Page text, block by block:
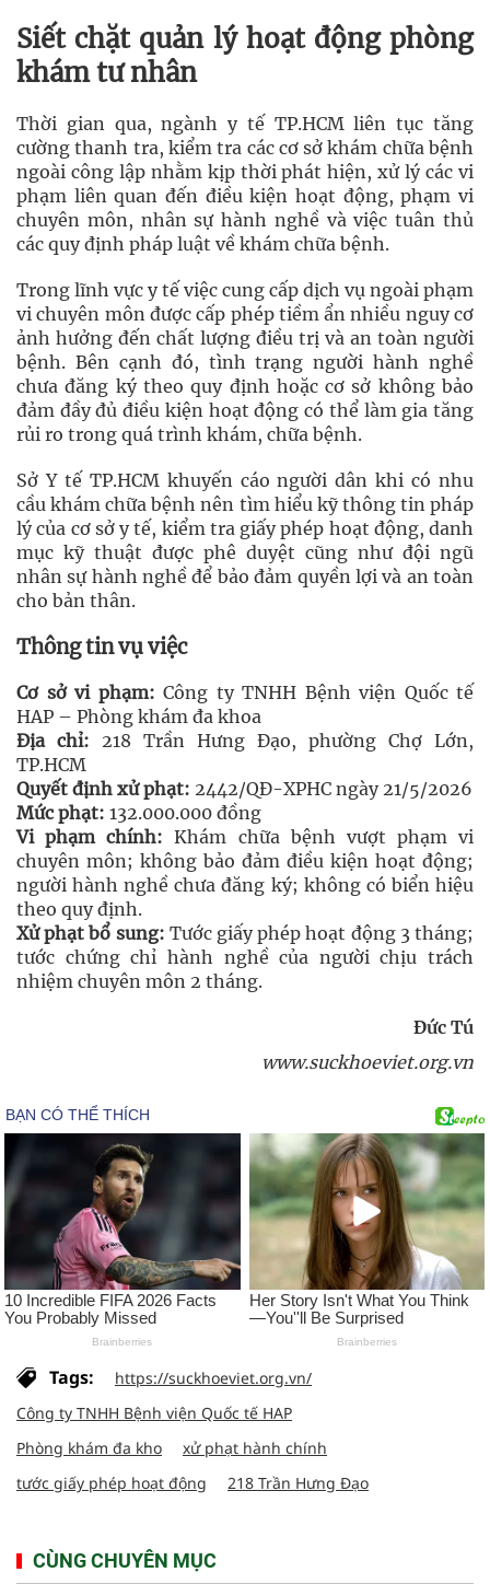
Siết chặt quản lý hoạt động phòng
khám tư nhân
Thời gian qua, ngành y tế TP.HCM liên tục tăng
cường thanh tra, kiểm tra các cơ sở khám chữa bệnh
ngoài công lập nhằm kịp thời phát hiện, xử lý các vi
phạm liên quan đến điều kiện hoạt động, phạm vi
chuyên môn, nhân sự hành nghề và việc tuân thủ
các quy định pháp luật về khám chữa bệnh.
Trong lĩnh vực y tế việc cung cấp dịch vụ ngoài phạm
vi chuyên môn được cấp phép tiềm ẩn nhiều nguy cơ
ảnh hưởng đến chất lượng điều trị và an toàn người
bệnh. Bên cạnh đó, tình trạng người hành nghề
chưa đăng ký theo quy định hoặc cơ sở không bảo
đảm đầy đủ điều kiện hoạt động có thể làm gia tăng
rủi ro trong quá trình khám, chữa bệnh.
Sở Y tế TP.HCM khuyến cáo người dân khi có nhu
cầu khám chữa bệnh nên tìm hiểu kỹ thông tin pháp
lý của cơ sở y tế, kiểm tra giấy phép hoạt động, danh
mục kỹ thuật được phê duyệt cũng như đội ngũ
nhân sự hành nghề để bảo đảm quyền lợi và an toàn
cho bản thân.
Thông tin vụ việc
Cơ sở vi phạm: Công ty TNHH Bệnh viện Quốc tế
HAP – Phòng khám đa khoa
Địa chỉ: 218 Trần Hưng Đạo, phường Chợ Lớn,
TP.HCM
Quyết định xử phạt: 2442/QĐ-XPHC ngày 21/5/2026
Mức phạt: 132.000.000 đồng
Vi phạm chính: Khám chữa bệnh vượt phạm vi
chuyên môn; không bảo đảm điều kiện hoạt động;
người hành nghề chưa đăng ký; không có biển hiệu
theo quy định.
Xử phạt bổ sung: Tước giấy phép hoạt động 3 tháng;
tước chứng chỉ hành nghề của người chịu trách
nhiệm chuyên môn 2 tháng.
Đức Tú
www.suckhoeviet.org.vn
Tags:
https://suckhoeviet.org.vn/
Công ty TNHH Bệnh viện Quốc tế HAP
Phòng khám đa kho
xử phạt hành chính
tước giấy phép hoạt động
218 Trần Hưng Đạo
CÙNG CHUYÊN MỤC